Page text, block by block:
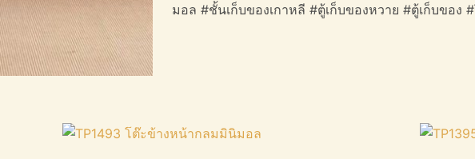
มอล #ชั้นเก็บของเกาหลี #ตู้เก็บของหวาย #ตู้เก็บของ